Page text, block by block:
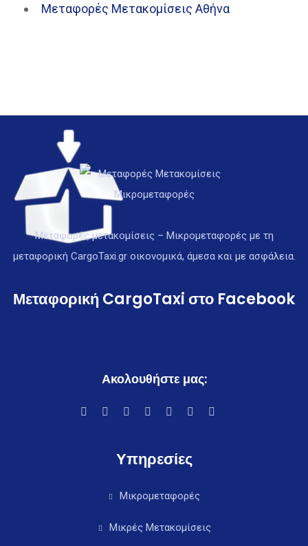
Μεταφορές Μετακομίσεις Αθήνα
Μεταφορές μετακομίσεις – Μικρομεταφορές με τη
μεταφορική CargoTaxi.gr οικονομικά, άμεσα και με ασφάλεια.
Μεταφορική CargoTaxi στο Facebook
Ακολουθήστε μας:
Υπηρεσίες
Μικρομεταφορές
Μικρές Μετακομίσεις